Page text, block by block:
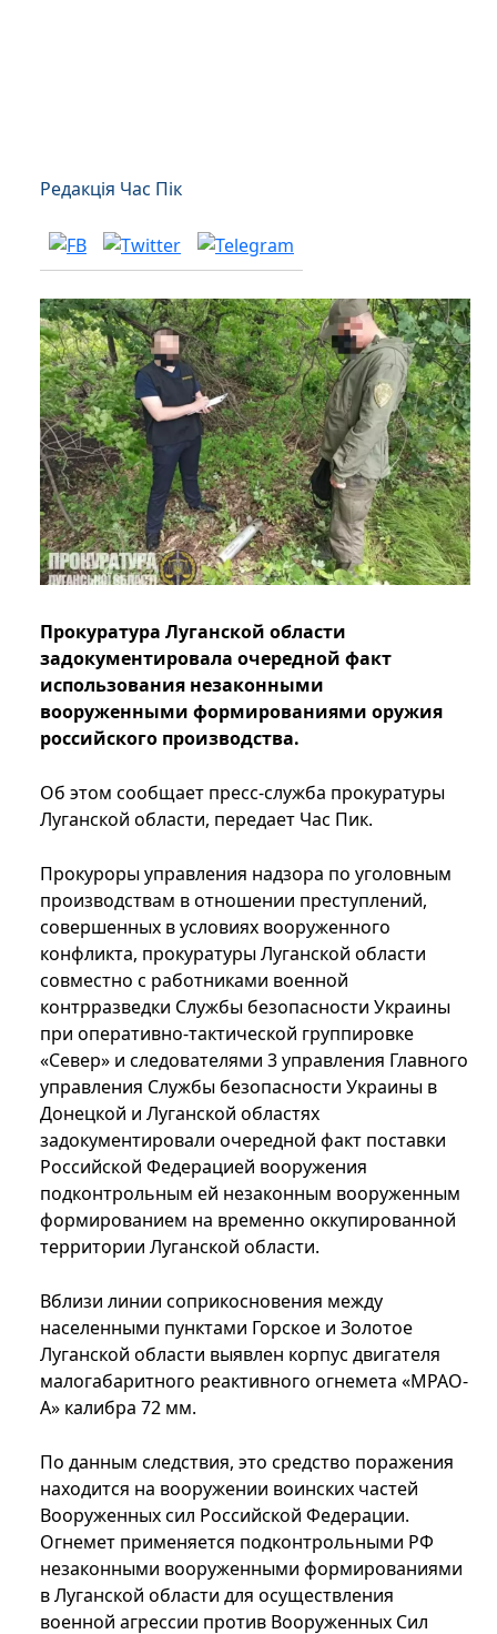
Редакція Час Пік
Прокуратура Луганской области
задокументировала очередной факт
использования незаконными
вооруженными формированиями оружия
российского производства.
Об этом сообщает пресс-служба прокуратуры
Луганской области, передает Час Пик.
Прокуроры управления надзора по уголовным
производствам в отношении преступлений,
совершенных в условиях вооруженного
конфликта, прокуратуры Луганской области
совместно с работниками военной
контрразведки Службы безопасности Украины
при оперативно-тактической группировке
«Север» и следователями 3 управления Главного
управления Службы безопасности Украины в
Донецкой и Луганской областях
задокументировали очередной факт поставки
Российской Федерацией вооружения
подконтрольным ей незаконным вооруженным
формированием на временно оккупированной
территории Луганской области.
Вблизи линии соприкосновения между
населенными пунктами Горское и Золотое
Луганской области выявлен корпус двигателя
малогабаритного реактивного огнемета «МРАО-
А» калибра 72 мм.
По данным следствия, это средство поражения
находится на вооружении воинских частей
Вооруженных сил Российской Федерации.
Огнемет применяется подконтрольными РФ
незаконными вооруженными формированиями
в Луганской области для осуществления
военной агрессии против Вооруженных Сил